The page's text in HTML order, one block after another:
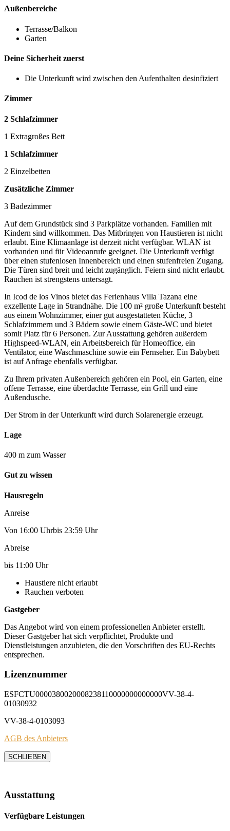
Außenbereiche
Terrasse/Balkon
Garten
Deine Sicherheit zuerst
Die Unterkunft wird zwischen den Aufenthalten desinfiziert
Zimmer
2 Schlafzimmer
1 Extragroßes Bett
1 Schlafzimmer
2 Einzelbetten
Zusätzliche Zimmer
3 Badezimmer
Auf dem Grundstück sind 3 Parkplätze vorhanden. Familien mit
Kindern sind willkommen. Das Mitbringen von Haustieren ist nicht
erlaubt. Eine Klimaanlage ist derzeit nicht verfügbar. WLAN ist
vorhanden und für Videoanrufe geeignet. Die Unterkunft verfügt
über einen stufenlosen Innenbereich und einen stufenfreien Zugang.
Die Türen sind breit und leicht zugänglich. Feiern sind nicht erlaubt.
Rauchen ist strengstens untersagt.
In Icod de los Vinos bietet das Ferienhaus Villa Tazana eine
exzellente Lage in Strandnähe. Die 100 m² große Unterkunft besteht
aus einem Wohnzimmer, einer gut ausgestatteten Küche, 3
Schlafzimmern und 3 Bädern sowie einem Gäste-WC und bietet
somit Platz für 6 Personen. Zur Ausstattung gehören außerdem
Highspeed-WLAN, ein Arbeitsbereich für Homeoffice, ein
Ventilator, eine Waschmaschine sowie ein Fernseher. Ein Babybett
ist auf Anfrage ebenfalls verfügbar.
Zu Ihrem privaten Außenbereich gehören ein Pool, ein Garten, eine
offene Terrasse, eine überdachte Terrasse, ein Grill und eine
Außendusche.
Der Strom in der Unterkunft wird durch Solarenergie erzeugt.
Lage
400 m zum Wasser
Gut zu wissen
Hausregeln
Anreise
Von 16:00 Uhrbis 23:59 Uhr
Abreise
bis 11:00 Uhr
Haustiere nicht erlaubt
Rauchen verboten
Gastgeber
Das Angebot wird von einem professionellen Anbieter erstellt.
Dieser Gastgeber hat sich verpflichtet, Produkte und
Dienstleistungen anzubieten, die den Vorschriften des EU-Rechts
entsprechen.
Lizenznummer
ESFCTU0000380020008238110000000000000VV-38-4-
01030932
VV-38-4-0103093
AGB des Anbieters
SCHLIEẞEN
Ausstattung
Verfügbare Leistungen